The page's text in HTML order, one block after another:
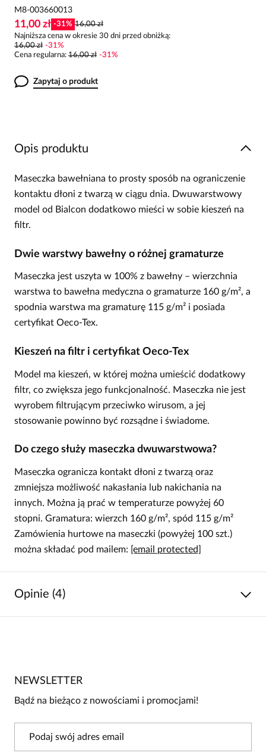
M8-003660013
11,00 zł -31% 16,00 zł
Najniższa cena w okresie 30 dni przed obniżką:
16,00 zł -31%
Cena regularna: 16,00 zł -31%
Zapytaj o produkt
Opis produktu
Maseczka bawełniana to prosty sposób na ograniczenie
kontaktu dłoni z twarzą w ciągu dnia. Dwuwarstwowy
model od Bialcon dodatkowo mieści w sobie kieszeń na
filtr.
Dwie warstwy bawełny o różnej gramaturze
Maseczka jest uszyta w 100% z bawełny – wierzchnia
warstwa to bawełna medyczna o gramaturze 160 g/m², a
spodnia warstwa ma gramaturę 115 g/m² i posiada
certyfikat Oeco-Tex.
Kieszeń na filtr i certyfikat Oeco-Tex
Model ma kieszeń, w której można umieścić dodatkowy
filtr, co zwiększa jego funkcjonalność. Maseczka nie jest
wyrobem filtrującym przeciwko wirusom, a jej
stosowanie powinno być rozsądne i świadome.
Do czego służy maseczka dwuwarstwowa?
Maseczka ogranicza kontakt dłoni z twarzą oraz
zmniejsza możliwość nakasłania lub nakichania na
innych. Można ją prać w temperaturze powyżej 60
stopni. Gramatura: wierzch 160 g/m², spód 115 g/m²
Zamówienia hurtowe na maseczki (powyżej 100 szt.)
można składać pod mailem: [email protected]
Opinie (4)
4
3
1
0
NEWSLETTER
Bądź na bieżąco z nowościami i promocjami!